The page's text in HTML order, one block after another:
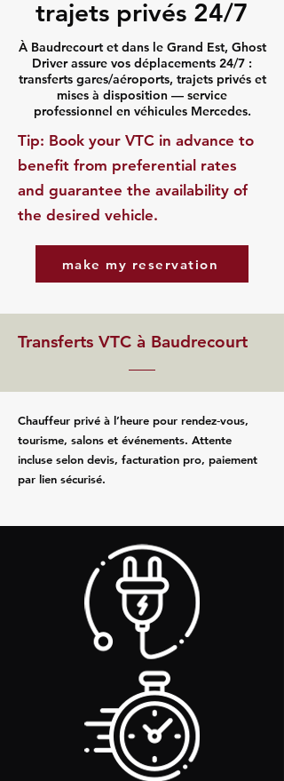
trajets privés 24/7
À Baudrecourt et dans le Grand Est, Ghost
Driver assure vos déplacements 24/7 :
transferts gares/aéroports, trajets privés et
mises à disposition — service
professionnel en véhicules Mercedes.
​Tip: Book your VTC in advance to
benefit from preferential rates
and guarantee the availability of
the desired vehicle.
make my reservation
Transferts VTC à Baudrecourt
Chauffeur privé à l’heure pour rendez‑vous,
tourisme, salons et événements. Attente
incluse selon devis, facturation pro, paiement
par lien sécurisé.